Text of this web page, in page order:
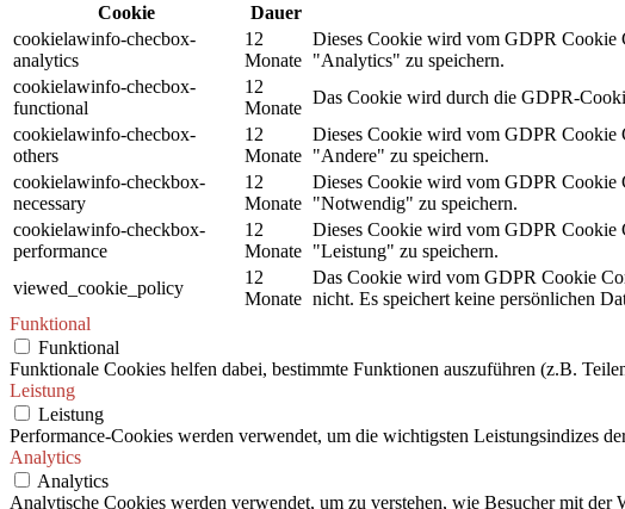
Cookie
Dauer
cookielawinfo-checbox-
analytics
12
Monate
Dieses Cookie wird vom GDPR Cookie
"Analytics" zu speichern.
cookielawinfo-checbox-
functional
12
Monate
Das Cookie wird durch die GDPR-
cookielawinfo-checbox-
others
12
Monate
Dieses Cookie wird vom GDPR Cookie
"Andere" zu speichern.
cookielawinfo-checkbox-
necessary
12
Monate
Dieses Cookie wird vom GDPR Cookie
"Notwendig" zu speichern.
cookielawinfo-checkbox-
performance
12
Monate
Dieses Cookie wird vom GDPR Cookie
"Leistung" zu speichern.
viewed_cookie_policy
12
Monate
Das Cookie wird vom GDPR Cookie
nicht. Es speichert keine persönlichen
Funktional
Funktional
Funktionale Cookies helfen dabei, bestimmte Funktionen auszuführen (z.B.
Leistung
Leistung
Performance-Cookies werden verwendet, um die wichtigsten Leistungsindizes
Analytics
Analytics
Analytische Cookies werden verwendet, um zu verstehen, wie Besucher mit